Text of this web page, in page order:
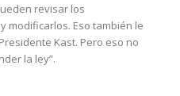
revisar los
modificarlos. Eso también le
Kast. Pero eso no
la ley”.